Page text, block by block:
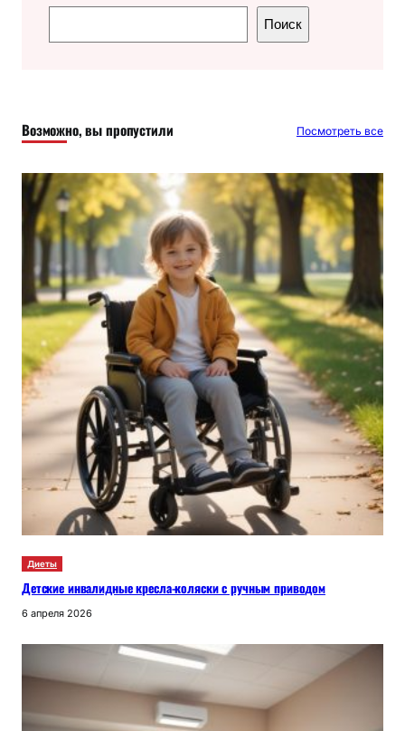
о
Поиск
Возможно, вы пропустили Посмотреть все
Диеты
Детские инвалидные кресла-коляски с ручным приводом
6 апреля 2026